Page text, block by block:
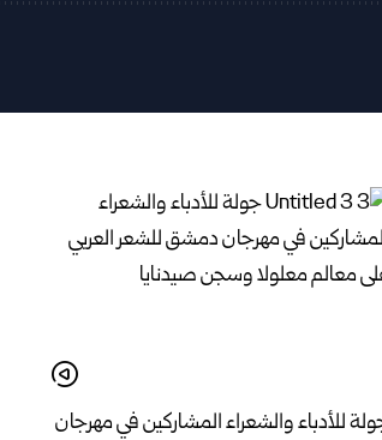
للأدباء والشعراء المشاركين في مهرجان